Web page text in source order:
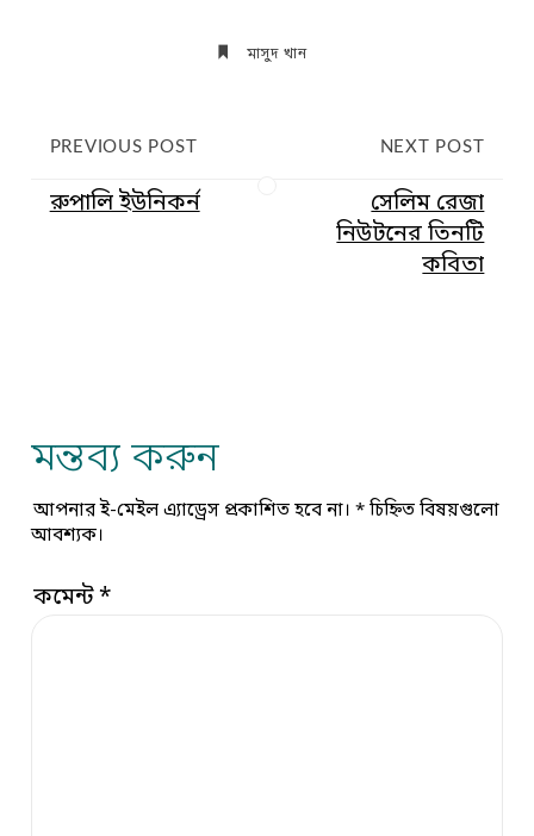
মাসুদ খান
PREVIOUS POST
রুপালি ইউনিকর্ন
NEXT POST
সেলিম রেজা
নিউটনের তিনটি
কবিতা
মন্তব্য করুন
আপনার ই-মেইল এ্যাড্রেস প্রকাশিত হবে না। *চিহ্নিত বিষয়গুলো
আবশ্যক।
কমেন্ট*